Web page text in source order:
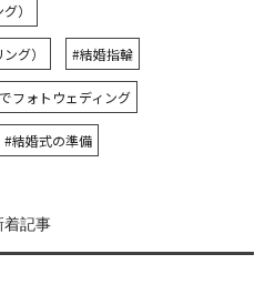
）
グ） #結婚指輪
フォトウェディング
#結婚式の準備
着記事